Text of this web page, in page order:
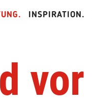
INSPIRATION.
vor